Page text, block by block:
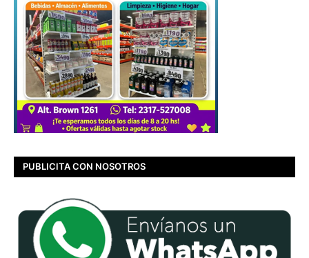
PUBLICITA CON NOSOTROS